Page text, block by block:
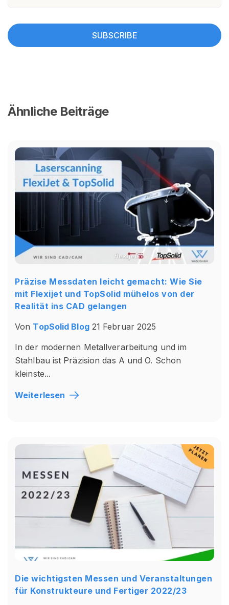
Ähnliche Beiträge
Präzise Messdaten leicht gemacht: Wie Sie
mit Flexijet und TopSolid mühelos von der
Realität ins CAD gelangen
Von TopSolid Blog 21 Februar 2025
In der modernen Metallverarbeitung und im
Stahlbau ist Präzision das A und O. Schon
kleinste...
Weiterlesen
Die wichtigsten Messen und Veranstaltungen
für Konstrukteure und Fertiger 2022/23